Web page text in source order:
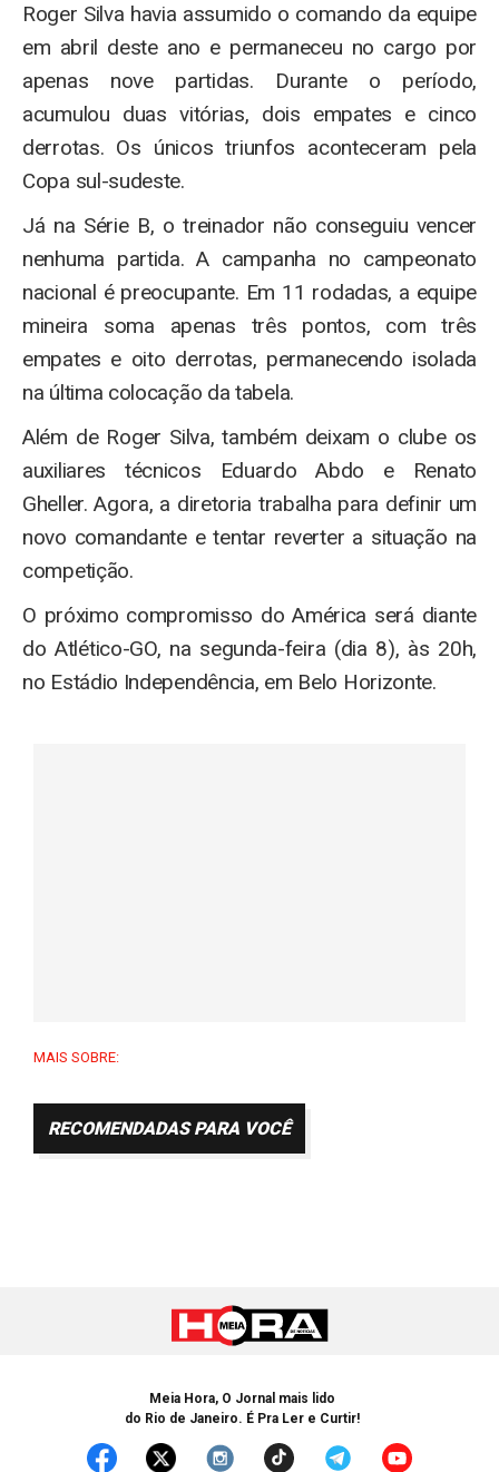
Roger Silva havia assumido o comando da equipe
em abril deste ano e permaneceu no cargo por
apenas nove partidas. Durante o período,
acumulou duas vitórias, dois empates e cinco
derrotas. Os únicos triunfos aconteceram pela
Copa sul-sudeste.
Já na Série B, o treinador não conseguiu vencer
nenhuma partida. A campanha no campeonato
nacional é preocupante. Em 11 rodadas, a equipe
mineira soma apenas três pontos, com três
empates e oito derrotas, permanecendo isolada
na última colocação da tabela.
Além de Roger Silva, também deixam o clube os
auxiliares técnicos Eduardo Abdo e Renato
Gheller. Agora, a diretoria trabalha para definir um
novo comandante e tentar reverter a situação na
competição.
O próximo compromisso do América será diante
do Atlético-GO, na segunda-feira (dia 8), às 20h,
no Estádio Independência, em Belo Horizonte.
MAIS SOBRE:
RECOMENDADAS PARA VOCÊ
Meia Hora, O Jornal mais lido
do Rio de Janeiro. É Pra Ler e Curtir!